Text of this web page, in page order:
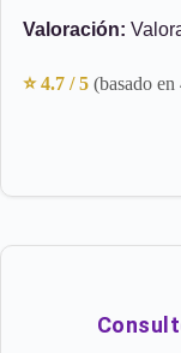
Valoración:
⭐ 4.7 / 5 (basado